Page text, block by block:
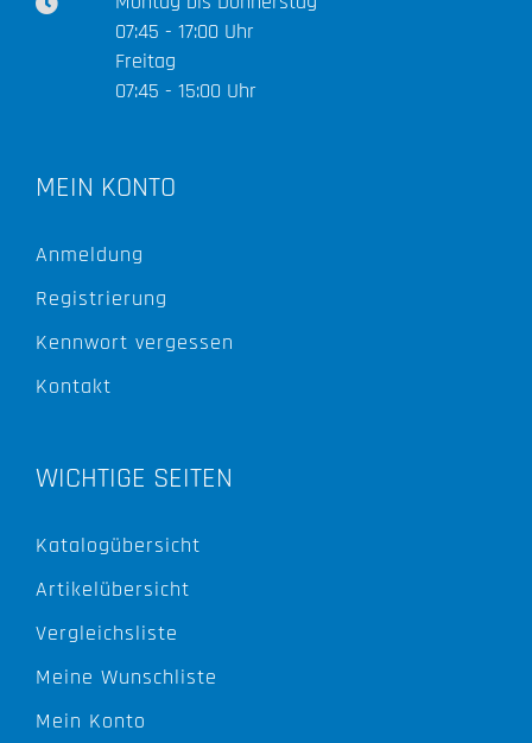
07:45 - 17:00 Uhr
Freitag
07:45 - 15:00 Uhr
MEIN KONTO
Anmeldung
Registrierung
Kennwort vergessen
Kontakt
WICHTIGE SEITEN
Katalogübersicht
Artikelübersicht
Vergleichsliste
Meine Wunschliste
Mein Konto